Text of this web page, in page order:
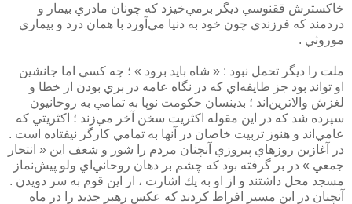
خاكسترش ققنوسي ديگر برمي‌خيزد كه چونان مادري بيمار و
دردمند كه فرزندي چون خود به دنيا مي‌آورد با همان درد و بيماري
موروثي .
ملت را ديگر تحمل نبود : « شاه بايد برود » ؛ چه كسي اما جانشين
او تواند بود جز طايفه‌اي كه در نگاه عامه در بري بودن از خطا و
لغزش والاترين‌اند ؛ بدينسان حكومت نوپا به تمامي به روحانيون
سپرده شد كه در اين مقوله اكثريت سخن آخر مي‌زند ؛ اكثريتي كه
عامي‌اند و هنوز تربيت خاصان در آنها به تمامي كارگر نيفتاده است .
در آغازين روزهاي پيروزي آنچنان مردم را شور و شعف اين « انتحار
جمعي » در بر گرفته بود كه چشم بر دهان روحاني‌اي ولو پيش‌نماز
مسجد محل داشتند و از او به يك اشارت ، از اين قوم به سر دويدن .
آنچنان در اين مسير افراط كردند كه عكس رهبر جديد را در ماه